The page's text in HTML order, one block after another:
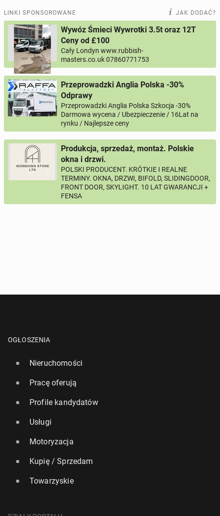
LINKI SPONSOROWANE JAK DODAĆ?
Wywóz Śmieci Wywrotki 3.5t oraz 12T
Ceny od £100
Cały Londyn www.rubbish-
masters.co.uk 07860771753
Przeprowadzki Anglia Polska -30%
Odprawy
Przeprowadzki Anglia Polska Szkocja -30%
Darmowa wycena / Ubezpieczenie / 16Lat na
rynku / Najlepsze ceny
Produkcja, sprzedaż, montaż. Polskie
okna i drzwi.
POLSKI PRODUCENT. KRÓTKIE I REALNE
TERMINY. OKNA, DRZWI, BIFOLD, SLIDINGDOOR,
FRONT DOOR, SKYLIGHT. 10 LAT GWARANCJI +
FENSA
OGŁOSZENIA
Nieruchomości
Pracę oferują
Profile kandydatów
Usługi
Motoryzacja
Kupię / Sprzedam
Towarzyskie